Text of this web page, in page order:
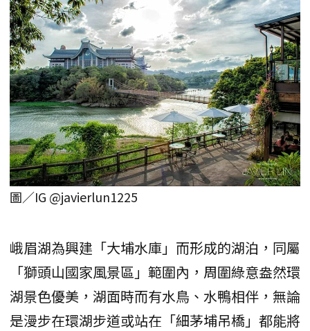
圖／IG @javierlun1225
峨眉湖為興建「大埔水庫」而形成的湖泊，同屬
「獅頭山國家風景區」範圍內，周圍綠意盎然環
湖景色優美，湖面時而有水鳥、水鴨相伴，無論
是漫步在環湖步道或站在「細茅埔吊橋」都能將